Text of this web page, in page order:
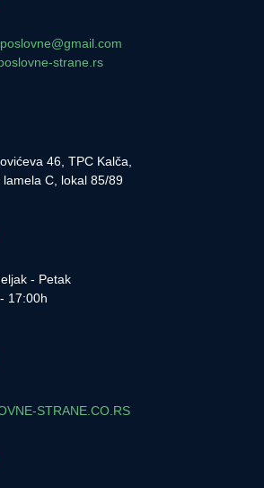
strane.rs
46, TPC Kalča,
lamela C, lokal 85/89
- Petak
17:00h
STRANE.CO.RS